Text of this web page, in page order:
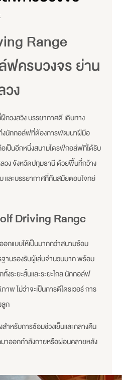
Range
ครบวงจร ย่าน
ง
วงสวิง บรรยากาศดี เดินทาง
ถึงนักกอล์ฟที่ต้องการพัฒนาฝีมือ
อเป็นอีกหนึ่งสนามไดรฟ์กอล์ฟที่ได้รับ
วง จังหวัดปทุมธานี ด้วยพื้นที่กว้าง
และบรรยากาศที่ทันสมัยตอบโจทย์
Driving Range
อกแบบให้เป็นมากกว่าสนามซ้อม
านรองรับผู้เล่นจำนวนมาก พร้อม
งระยะสั้นและระยะไกล นักกอล์ฟ
พ ไม่ว่าจะเป็นการตีไดรเวอร์ การ
ก
ำหรับการซ้อมช่วงเย็นและกลางคืน
าออกกำลังกายหรือผ่อนคลายหลัง